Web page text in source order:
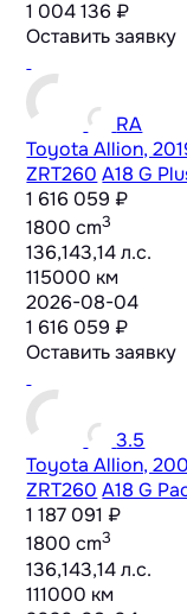
1 004 136 ₽
Оставить заявку
RA
Toyota Allion,
ZRT260 A18 G
1 616 059 ₽
1800 cm3
136,143,14 л.с.
115000 км
2026-08-04
1 616 059 ₽
Оставить заявку
3.5
Toyota Allion,
ZRT260 A18 G
1 187 091 ₽
1800 cm3
136,143,14 л.с.
111000 км